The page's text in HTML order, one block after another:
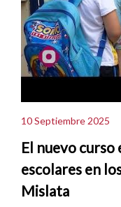
10 Septiembre 2025
El nuevo curso
escolares en
Mislata